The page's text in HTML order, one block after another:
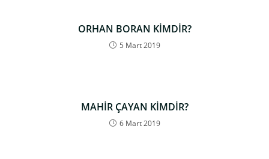
ORHAN BORAN KİMDİR?
5 Mart 2019
MAHİR ÇAYAN KİMDİR?
6 Mart 2019